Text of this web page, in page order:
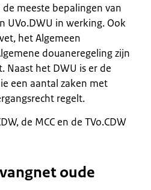
meeste bepalingen van
UVo.DWU in werking. Ook
het Algemeen
douaneregeling zijn
Naast het DWU is er de
een aantal zaken met
regelt.
de MCC en de TVo.CDW
oude